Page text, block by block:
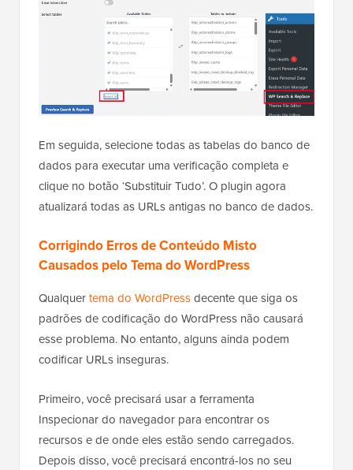
Em seguida, selecione todas as tabelas do banco de
dados para executar uma verificação completa e
clique no botão ‘Substituir Tudo’. O plugin agora
atualizará todas as URLs antigas no banco de dados.
Corrigindo Erros de Conteúdo Misto
Causados pelo Tema do WordPress
Qualquertema do WordPressdecente que siga os
padrões de codificação do WordPress não causará
esse problema. No entanto, alguns ainda podem
codificar URLs inseguras.
Primeiro, você precisará usar a ferramenta
Inspecionar do navegador para encontrar os
recursos e de onde eles estão sendo carregados.
Depois disso, você precisará encontrá-los no seu